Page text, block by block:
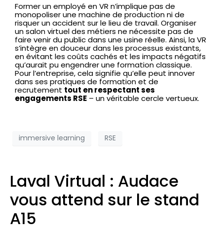
Former un employé en VR n’implique pas de
monopoliser une machine de production ni de
risquer un accident sur le lieu de travail. Organiser
un salon virtuel des métiers ne nécessite pas de
faire venir du public dans une usine réelle. Ainsi, la VR
s’intègre en douceur dans les processus existants,
en évitant les coûts cachés et les impacts négatifs
qu’aurait pu engendrer une formation classique.
Pour l’entreprise, cela signifie qu’elle peut innover
dans ses pratiques de formation et de
recrutement tout en respectant ses
engagements RSE – un véritable cercle vertueux.
immersive learning RSE
Laval Virtual : Audace
vous attend sur le stand
A15